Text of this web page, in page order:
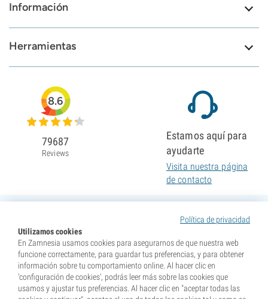
Información
Herramientas
Política de privacidad
Utilizamos cookies
En Zamnesia usamos cookies para asegurarnos de que nuestra web
funcione correctamente, para guardar tus preferencias, y para obtener
información sobre tu comportamiento online. Al hacer clic en
'configuración de cookies', podrás leer más sobre las cookies que
usamos y ajustar tus preferencias. Al hacer clic en "aceptar todas las
8.6
79687
Reviews
Estamos aquí para
ayudarte
Visita nuestra página
de contacto